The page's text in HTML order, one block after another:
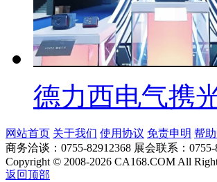
德力西电气携
网站首页 关于我们 使用协议 免责申明 帮
商务洽谈：0755-82912368 展会联系：0755-
Copyright © 2008-2026 CA168.COM All
返回顶部